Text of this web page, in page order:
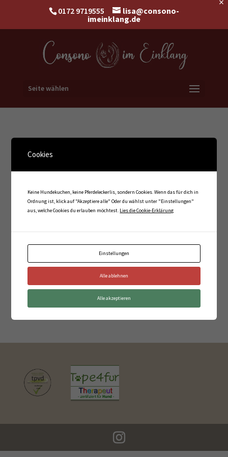
0172 9719555
lisa@consono-
imeinklang.de
Seite wählen
Postoperative Behandlung
Fähigkeiten
Gepostet am
←Massage Gang-Analyse→
Cookies
Keine Hundekuchen, keine Pferdeleckerlis, sondern Cookies. Wenn das für dich in
Ordnung ist, klick auf "Akzeptiere alle" Oder du wählst unter "Einstellungen"
aus, welche Cookies du erlauben möchtest. Lies die Cookie-Erklärung
Einstellungen
Alle ablehnen
Alle akzeptieren